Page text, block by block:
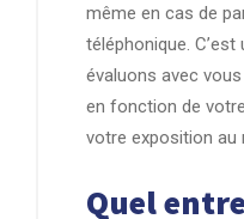
même en cas de
téléphonique.
évaluons avec
en fonction de
votre exposition au
Quel